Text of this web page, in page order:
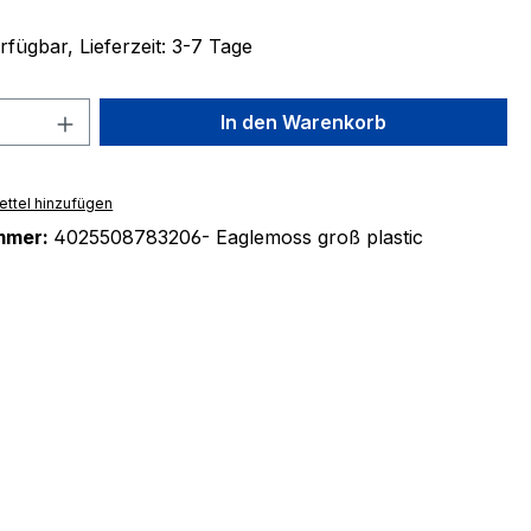
Lieferzeit: 3-7 Tage
Anzahl: Gib den gewünschten Wert
In den Warenkorb
hinzufügen
4025508783206- Eaglemoss groß plastic